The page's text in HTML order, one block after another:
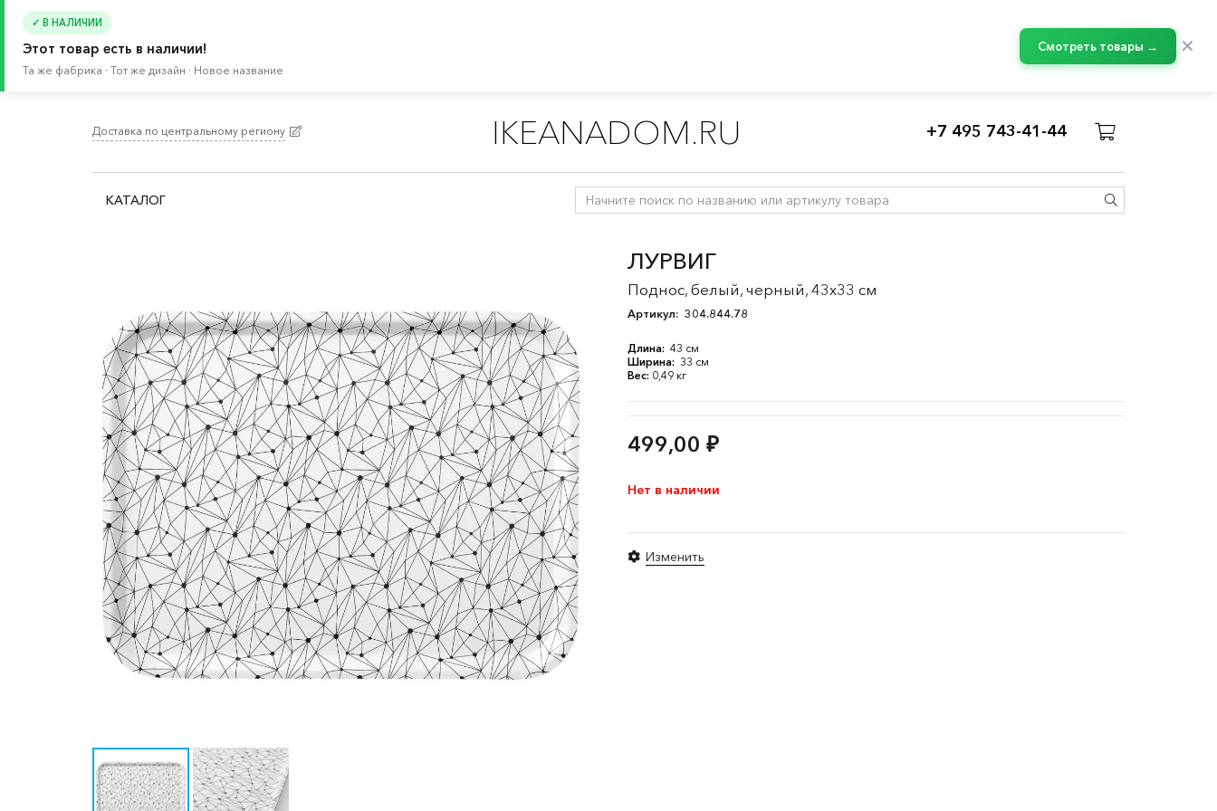
✓ В НАЛИЧИИ
Этот товар есть в наличии!
Та же фабрика · Тот же дизайн · Новое название
Смотреть товары → ✕
Доставка по центральному региону IKEANADOM.RU +7 495 743-41-44
КАТАЛОГ
ЛУРВИГ
Поднос, белый, черный, 43x33 см
Артикул: 304.844.78
Длина: 43 см
Ширина: 33 см
Вес: 0,49 кг
499,00 ₽
Нет в наличии
Изменить